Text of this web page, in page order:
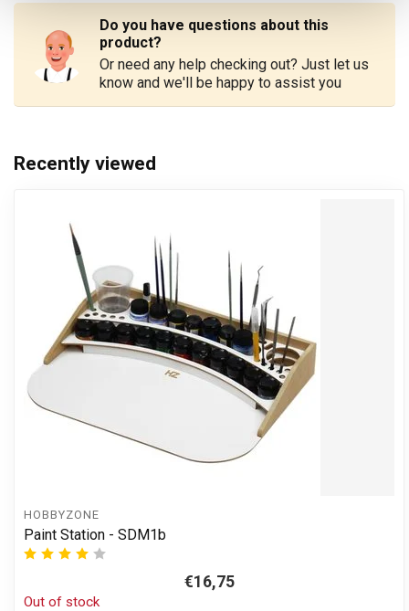
Do you have questions about this
product?
Or need any help checking out? Just let us
know and we'll be happy to assist you
Recently viewed
HOBBYZONE
Paint Station - SDM1b
€16,75
Out of stock